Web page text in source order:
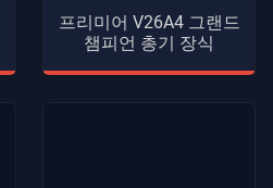
프리미어 V26A4 그랜드
챔피언 총기 장식